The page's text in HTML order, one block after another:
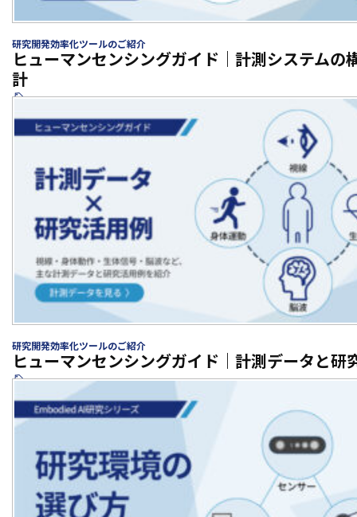
研究開発効率化ツールのご紹介
ヒューマンセンシングガイド｜計測システムの
計
研究開発効率化ツールのご紹介
ヒューマンセンシングガイド｜計測データと研